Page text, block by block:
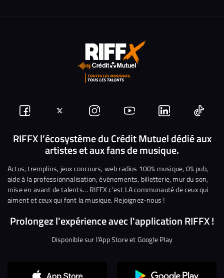
Suivez-
nous
Facebook
Suivez-
nous
sur
Twitter
Nous
rejoindre
sur
Instagram
Nous
rejoindre
sur
YouTube
Nous
rejoindre
sur
Linkedin
Nous
RIFFX l’écosystème du Crédit Mutuel dédié aux
artistes et aux fans de musique.
Actus, tremplins, jeux concours, web radios 100% musique, 0% pub,
aide à la professionnalisation, événements, billetterie, mur du son,
mise en avant de talents… RIFFX c’est LA communauté de ceux qui
aiment et ceux qui font la musique. Rejoignez-nous !
Prolongez l'expérience avec l'application RIFFX !
Disponible sur l'App Store et Google Play